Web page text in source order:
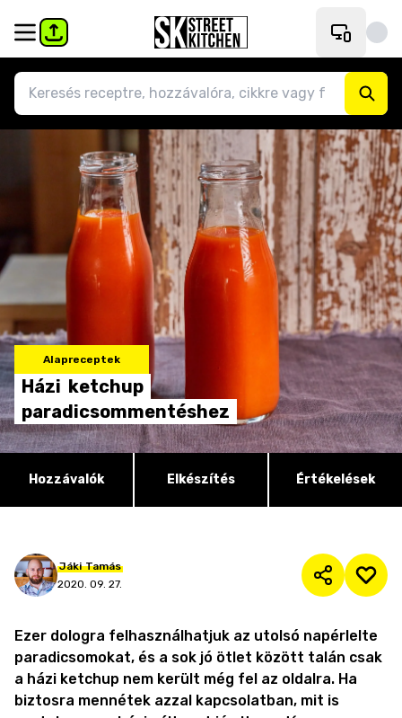
Alapreceptek
Házi ketchup
paradicsommentéshez
Hozzávalók Elkészítés Értékelések
Jáki Tamás
2020. 09. 27.
Ezer dologra felhasználhatjuk az utolsó napérlelte
paradicsomokat, és a sok jó ötlet között talán csak
a házi ketchup nem került még fel az oldalra. Ha
biztosra mennétek azzal kapcsolatban, mit is